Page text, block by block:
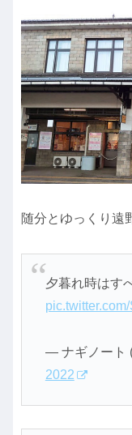
随分とゆっくり遠
夕暮れ時はす
— ナギノート
2022